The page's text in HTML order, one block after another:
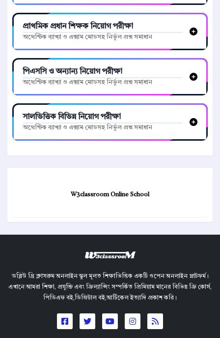
প্রাথমিক প্রধান শিক্ষক নিয়োগ পরীক্ষা
অথেন্টিক ব্যাখ্যা ও এক্সাম মোডসহ নির্ভুল প্রশ্ন সমাধান
পিএসসি ও অন্যান্য নিয়োগ পরীক্ষা
অথেন্টিক ব্যাখ্যা ও এক্সাম মোডসহ নির্ভুল প্রশ্ন সমাধান
সালভিত্তিক বিভিন্ন নিয়োগ পরীক্ষা
অথেন্টিক ব্যাখ্যা ও এক্সাম মোডসহ নির্ভুল প্রশ্ন সমাধান
W3classroom Online School
ডব্লিউ থ্রি ক্লাসরুম অনলাইন স্কুল মূলত শিক্ষাভিত্তিক একটি ওপেন অনলাইন প্লাটফর্ম।
এখানে আমরা শিক্ষা, প্রযুক্তি এবং ফ্রিল্যান্সিং সম্পর্কিত প্রিমিয়াম মানের বিভিন্ন ফ্রি কোর্স,
পিডিএফ বই,ডিজিটাল বই,আর্টিকেল ইত্যাদি প্রকাশ করি।